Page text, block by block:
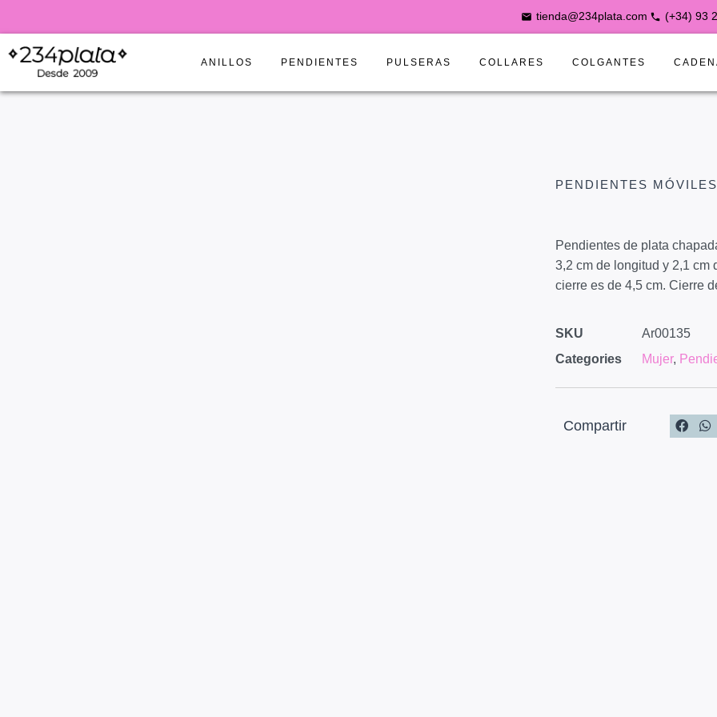
tienda@234plata.com (+34) 93
ANILLOS PENDIENTES PULSERAS COLLARES COLGANTES
PENDIENTES MÓVILES
Pendientes de plata
3,2 cm de longitud y 2,1 cm
cierre es de 4,5 cm. Cierre
SKU
Ar00135
Categories
Mujer,
Compartir